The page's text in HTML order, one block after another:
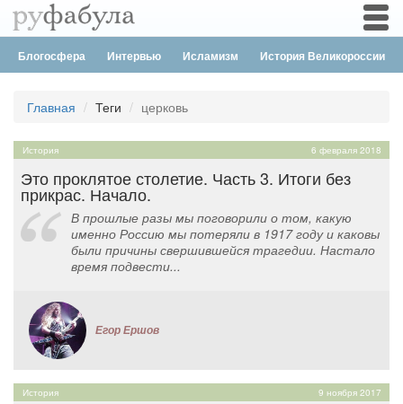
Блогосфера Интервью Исламизм История Великороссии
Главная Теги церковь
История 6 февраля 2018
Это проклятое столетие. Часть 3. Итоги без
прикрас. Начало.
В прошлые разы мы поговорили о том, какую
именно Россию мы потеряли в 1917 году и каковы
были причины свершившейся трагедии. Настало
время подвести...
Егор Ершов
История 9 ноября 2017